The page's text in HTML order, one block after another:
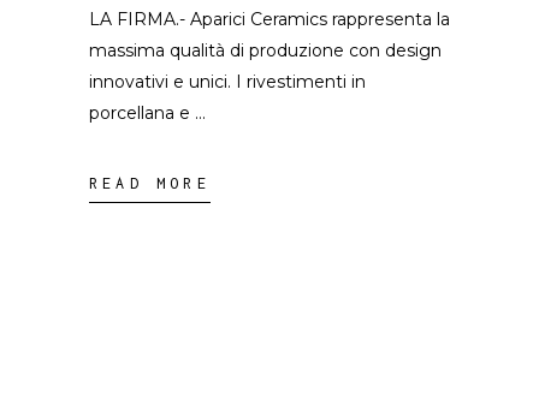
LA FIRMA.- Aparici Ceramics rappresenta la
massima qualità di produzione con design
innovativi e unici. I rivestimenti in
porcellana e
READ MORE